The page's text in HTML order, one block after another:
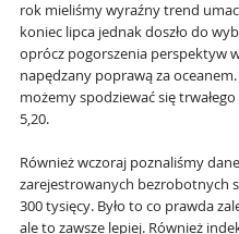
rok mieliśmy wyraźny trend
koniec lipca jednak doszło do
oprócz pogorszenia perspektyw
napędzany poprawą za
możemy spodziewać się
5,20.
Również wczoraj poznaliśmy
zarejestrowanych bezrobotnych
300 tysięcy. Było to co prawda
ale to zawsze lepiej. Również